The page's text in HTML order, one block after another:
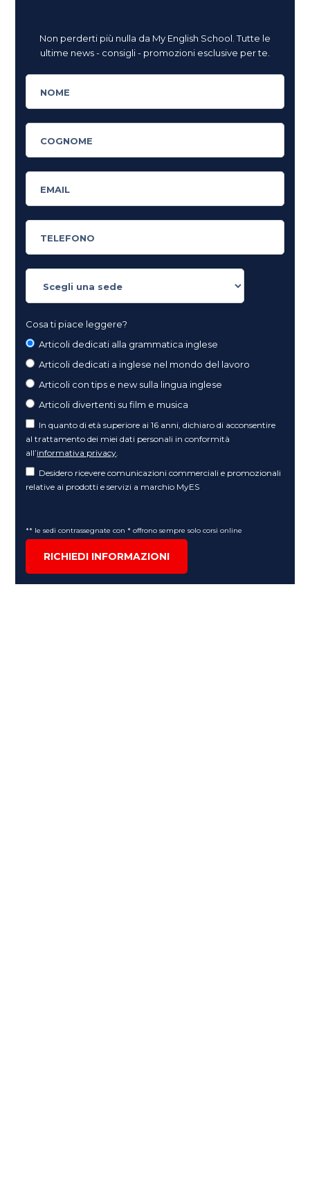
Non perderti più nulla da My English School. Tutte le
ultime news - consigli - promozioni esclusive per te.
Cosa ti piace leggere?
Articoli dedicati alla grammatica inglese
Articoli dedicati a inglese nel mondo del lavoro
Articoli con tips e new sulla lingua inglese
Articoli divertenti su film e musica
In quanto di età superiore ai 16 anni, dichiaro di acconsentire
al trattamento dei miei dati personali in conformità
all’informativa privacy.
Desidero ricevere comunicazioni commerciali e promozionali
relative ai prodotti e servizi a marchio MyES
** le sedi contrassegnate con * offrono sempre solo corsi online
RICHIEDI INFORMAZIONI